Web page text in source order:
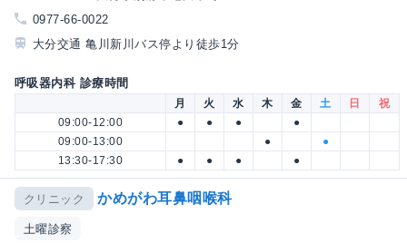
0977-66-0022
大分交通 亀川新川バス停より徒歩1分
呼吸器内科 診療時間
月 火 水 木 金 土 日
祝
09:00-12:00
● ● ●
●
09:00-13:00
●
●
13:30-17:30
● ● ● ●
クリニック かめがわ耳鼻咽喉科
土曜診察